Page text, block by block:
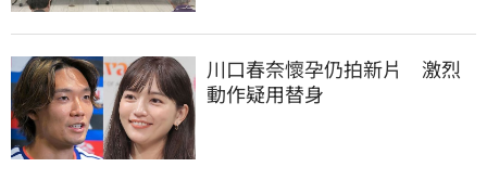
川口春奈懷孕仍拍新片　激烈
動作疑用替身